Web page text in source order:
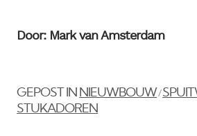
Door: Mark van Amsterdam
GEPOST IN NIEUWBOUW/
STUKADOREN